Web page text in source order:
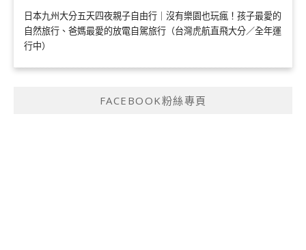
日本九州大分五天四夜親子自由行｜沒有樂園也玩瘋！孩子最愛的
自然旅行、爸媽最愛的放電自駕旅行（台灣虎航直飛大分／全年運
行中）
FACEBOOK粉絲專頁